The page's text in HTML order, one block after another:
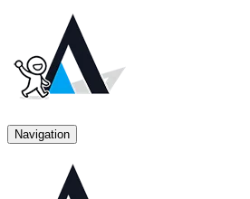
Navigation